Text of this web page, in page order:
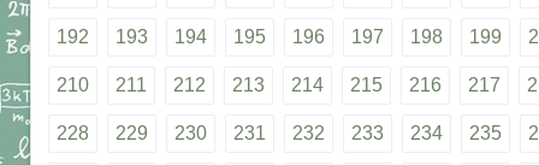
192 193 194 195 196 197 198 199
210 211 212 213 214 215 216 217
228 229 230 231 232 233 234 235